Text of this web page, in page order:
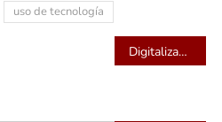
uso de tecnología
Digitalización en procesos industriales: Logística, innovación y desarrollo